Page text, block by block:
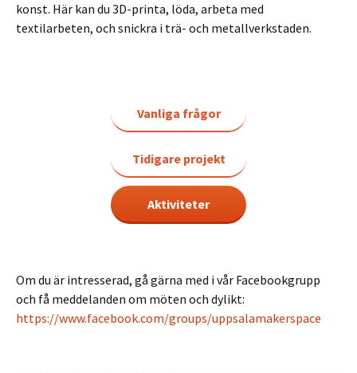
konst. Här kan du 3D-printa, löda, arbeta med
textilarbeten, och snickra i trä- och metallverkstaden.
Vanliga frågor
Tidigare projekt
Aktiviteter
Om du är intresserad, gå gärna med i vår Facebookgrupp
och få meddelanden om möten och dylikt:
https://www.facebook.com/groups/uppsalamakerspace